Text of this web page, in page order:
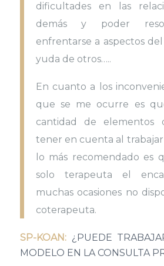
dificultades en las
demás y poder
enfrentarse a aspectos
yuda de otros…..
En cuanto a los
que se me ocurre es
cantidad de elementos
tener en cuenta al
lo más recomendado es
solo terapeuta el
muchas ocasiones no
coterapeuta.
SP-KOAN:¿PUEDE
MODELO EN LA CONSULTA